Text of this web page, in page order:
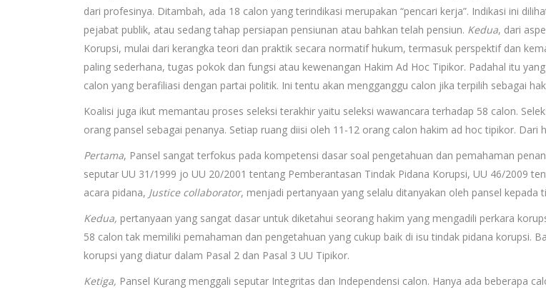
dari profesinya. Ditambah, ada 18 calon yang terindikasi merupakan “pencari kerja”. Indikasi ini
pejabat publik, atau sedang tahap persiapan pensiunan atau bahkan telah pensiun. Kedua, dari
Korupsi, mulai dari kerangka teori dan praktik secara normatif hukum, termasuk perspektif dan
paling sederhana, tugas pokok dan fungsi atau kewenangan Hakim Ad Hoc Tipikor. Padahal itu
calon yang berafiliasi dengan partai politik. Ini tentu akan mengganggu calon jika terpilih sebagai
Koalisi juga ikut memantau proses seleksi terakhir yaitu seleksi wawancara terhadap 58 calon.
orang pansel sebagai penanya. Setiap ruang diisi oleh 11-12 orang calon hakim ad hoc tipikor.
Pertama, Pansel sangat terfokus pada kompetensi dasar soal pengetahuan dan pemahaman
seputar UU 31/1999 jo UU 20/2001 tentang Pemberantasan Tindak Pidana Korupsi, UU 46/2009
acara pidana, Justice collaborator, menjadi pertanyaan yang selalu ditanyakan oleh pansel kepada
Kedua, pertanyaan yang sangat dasar untuk diketahui seorang hakim yang mengadili perkara
58 calon tak memiliki pemahaman dan pengetahuan yang cukup baik di isu tindak pidana korupsi.
korupsi yang diatur dalam Pasal 2 dan Pasal 3 UU Tipikor.
Ketiga, Pansel Kurang menggali seputar Integritas dan Independensi calon. Hanya ada beberapa